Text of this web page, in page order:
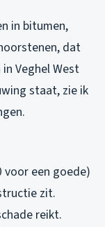
in bitumen,
dat
Veghel West
staat, zie ik
voor een goede)
zit.
reikt.